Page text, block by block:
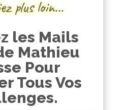
plus loin…
les Mails
Mathieu
Pour
Tous Vos